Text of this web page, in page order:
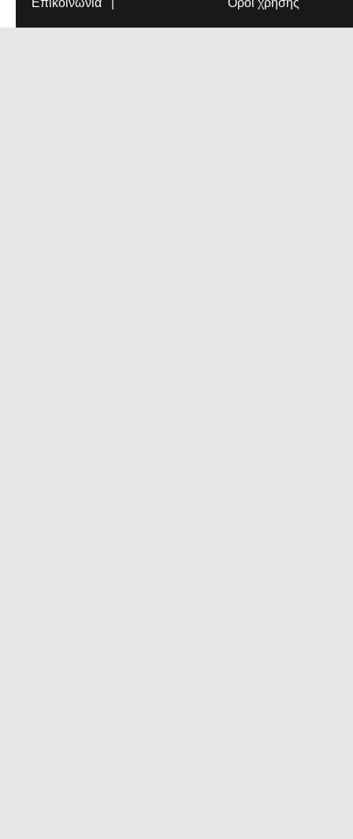
Επικοινωνία
Όροι χρήσης